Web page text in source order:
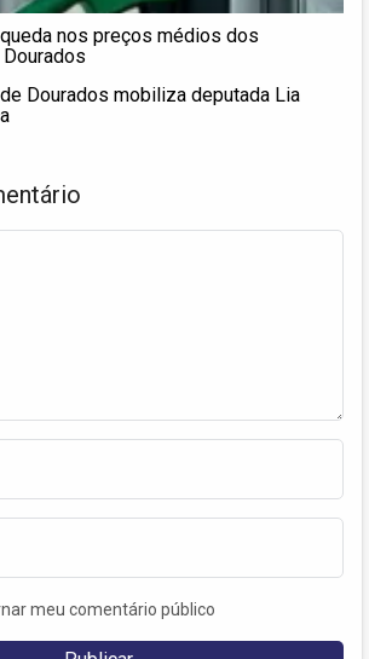
nos preços médios dos
Dourados mobiliza deputada Lia
meu comentário público